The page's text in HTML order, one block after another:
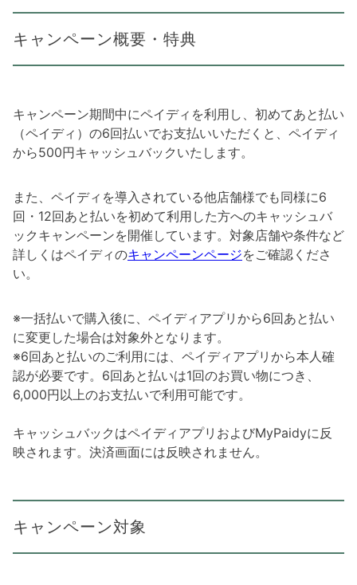
キャンペーン概要・特典
キャンペーン期間中にペイディを利用し、初めてあと払い
（ペイディ）の6回払いでお支払いいただくと、ペイディ
から500円キャッシュバックいたします。
また、ペイディを導入されている他店舗様でも同様に6
回・12回あと払いを初めて利用した方へのキャッシュバ
ックキャンペーンを開催しています。対象店舗や条件など
詳しくはペイディのキャンペーンページをご確認くださ
い。
※一括払いで購入後に、ペイディアプリから6回あと払い
に変更した場合は対象外となります。
※6回あと払いのご利用には、ペイディアプリから本人確
認が必要です。6回あと払いは1回のお買い物につき、
6,000円以上のお支払いで利用可能です。
キャッシュバックはペイディアプリおよびMyPaidyに反
映されます。決済画面には反映されません。
キャンペーン対象